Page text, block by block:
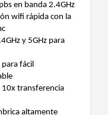
en banda 2.4GHz
wifi rápida con la
y 5GHz para
fácil
10x transferencia
altamente